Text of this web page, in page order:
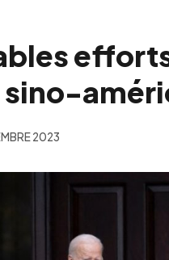
sino-
2023